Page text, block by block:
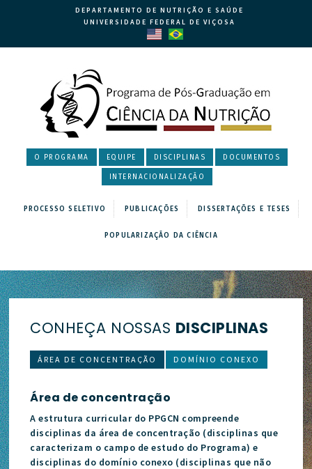
DEPARTAMENTO DE NUTRIÇÃO E SAÚDE
UNIVERSIDADE FEDERAL DE VIÇOSA
O PROGRAMA EQUIPE DISCIPLINAS DOCUMENTOS
INTERNACIONALIZAÇÃO
PROCESSO SELETIVO PUBLICAÇÕES DISSERTAÇÕES E TESES
POPULARIZAÇÃO DA CIÊNCIA
CONHEÇA NOSSAS DISCIPLINAS
ÁREA DE CONCENTRAÇÃO DOMÍNIO CONEXO
Área de concentração
A estrutura curricular do PPGCN compreende
disciplinas da área de concentração (disciplinas que
caracterizam o campo de estudo do Programa) e
disciplinas do domínio conexo (disciplinas que não